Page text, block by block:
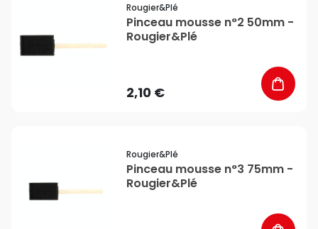
Rougier&plé
Pinceau mousse n°2 50mm -
Rougier&Plé
2,10 €
Rougier&plé
Pinceau mousse n°3 75mm -
Rougier&Plé